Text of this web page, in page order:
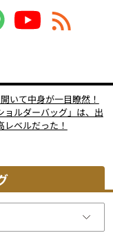
いて中身が一目瞭然！
ョルダーバッグ」は、出
ベルだった！